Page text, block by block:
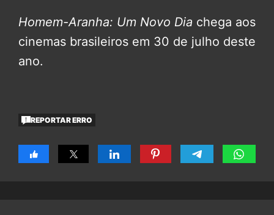
Homem-Aranha: Um Novo Dia chega aos
cinemas brasileiros em 30 de julho deste
ano.
REPORTAR ERRO